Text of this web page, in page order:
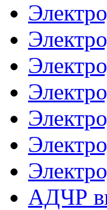
АДЧР